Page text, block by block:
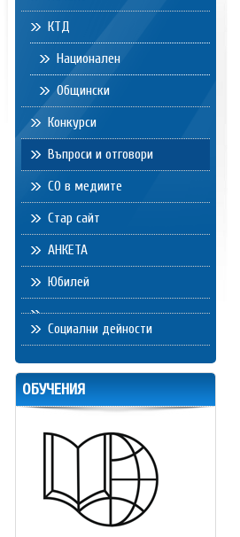
КТД
Национален
Общински
Конкурси
Въпроси и отговори
СО в медиите
Стар сайт
АНКЕТА
Юбилей
Социални дейности
ОБУЧЕНИЯ